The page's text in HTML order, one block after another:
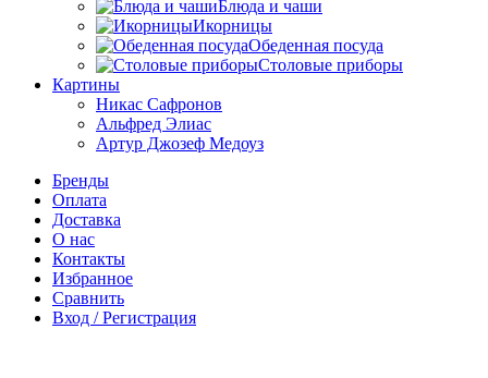
Блюда и чаши
Икорницы
Обеденная посуда
Столовые приборы
Картины
Никас Сафронов
Альфред Элиас
Артур Джозеф Медоуз
Бренды
Оплата
Доставка
О нас
Контакты
Избранное
Сравнить
Вход / Регистрация